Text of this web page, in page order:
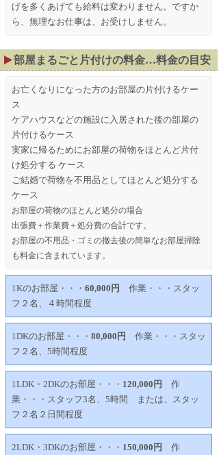
げを多くあげても給料は変わりません。ですか
ら、無理なお仕事は、お受けしません。
部屋まるごと片付けの料金…料金の目安
お亡くなりになった方のお部屋の片付けるケー
ス
ケアハウスなどの施設に入居された後の部屋の
片付けるケース
実家に帰るためにお部屋の荷物をほとんど片付
け処分する ケース
ご結婚で荷物を不用品としてほとんど処分する
ケース
お部屋の荷物のほとんど処分の場合
出張費＋作業費＋処分費の合計です。
お部屋の不用品・ゴミの撤去後の簡単なお部屋掃除
も料金に含まれています。
1Kのお部屋・・・ 60,000円 作業・・・スタッ
フ２名、４時間程度
1DKのお部屋・・・ 80,000円 作業・・・スタッ
フ２名、5時間程度
1LDK・2DKのお部屋・・・ 120,000円 作
業・・・スタッフ3名、5時間 または、スタッ
フ２名２日間程度
2LDK・3DKのお部屋・・・ 150,000円 作